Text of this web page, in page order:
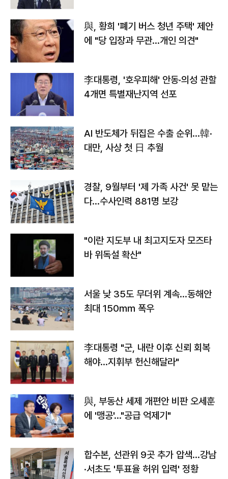
與, 황희 '폐기 버스 청년 주택' 제안
에 "당 입장과 무관…개인 의견"
李대통령, '호우피해' 안동·의성 관할
4개면 특별재난지역 선포
AI 반도체가 뒤집은 수출 순위…韓·
대만, 사상 첫 日 추월
경찰, 9월부터 '제 가족 사건' 못 맡는
다…수사인력 881명 보강
"이란 지도부 내 최고지도자 모즈타
바 위독설 확산"
서울 낮 35도 무더위 계속…동해안
최대 150㎜ 폭우
李대통령 "군, 내란 이후 신뢰 회복
해야…지휘부 헌신해달라"
與, 부동산 세제 개편안 비판 오세훈
에 '맹공'…"공급 억제기"
합수본, 선관위 9곳 추가 압색…강남
·서초도 '투표율 허위 입력' 정황